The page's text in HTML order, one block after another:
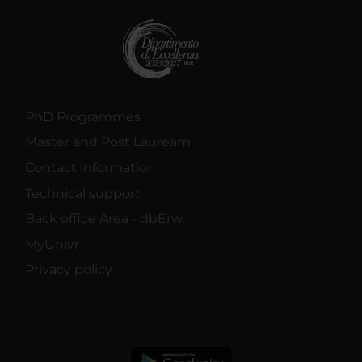
PhD Programmes
Master and Post Lauream
Contact information
Technical support
Back office Area - dbErw
MyUnivr
Privacy policy